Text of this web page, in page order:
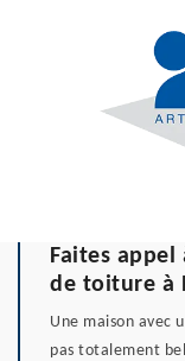
Faites
de toiture à
Une maison avec
pas totalement